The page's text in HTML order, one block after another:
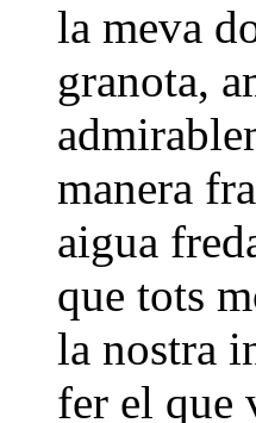
la meva
granota,
manera
aigua
que tots
la nostra
fer el que